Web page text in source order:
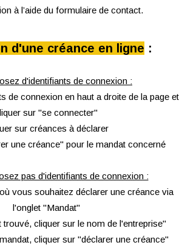
à l’aide du formulaire de contact.
d'une créance en ligne :
d'identifiants de connexion :
de connexion en haut a droite de la page et
sur "se connecter"
sur créances à déclarer
une créance" pour le mandat concerné
pas d'identifiants de connexion :
vous souhaitez déclarer une créance via
l'onglet "Mandat"
trouvé, cliquer sur le nom de l'entreprise"
cliquer sur "déclarer une créance"